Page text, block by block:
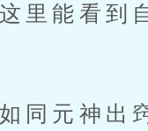
能看到自
元神出窍